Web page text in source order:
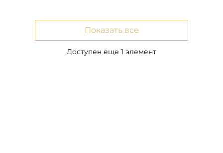
Доступен еще 1 элемент
Показать все